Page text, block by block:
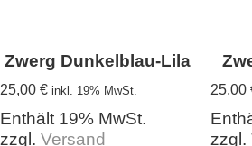
Produktseite
Zwerg Dunkelblau-Lila
25,00 € inkl. 19% MwSt.
Enthält 19% MwSt.
zzgl. Versand
25,00
zzgl.